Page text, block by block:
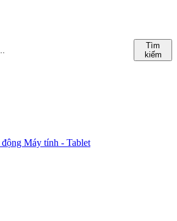
Tìm
kiếm
Máy tính - Tablet